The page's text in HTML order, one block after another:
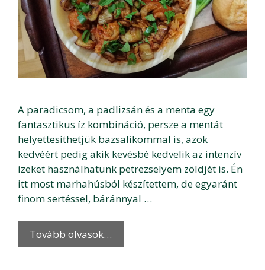
A paradicsom, a padlizsán és a menta egy
fantasztikus íz kombináció, persze a mentát
helyettesíthetjük bazsalikommal is, azok
kedvéért pedig akik kevésbé kedvelik az intenzív
ízeket használhatunk petrezselyem zöldjét is. Én
itt most marhahúsból készítettem, de egyaránt
finom sertéssel, báránnyal …
Tovább olvasok…